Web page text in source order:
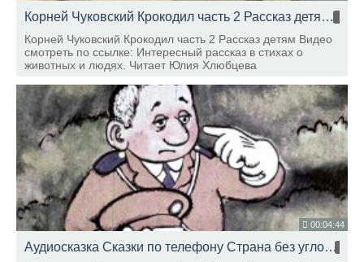
Корней Чуковский Крокодил часть 2 Рассказ детям
Корней Чуковский Крокодил часть 2 Рассказ детям Видео
смотреть по ссылке: Интересный рассказ в стихах о
животных и людях. Читает Юлия Хлюбцева
00:04:44
Аудиосказка Сказки по телефону Страна без углов